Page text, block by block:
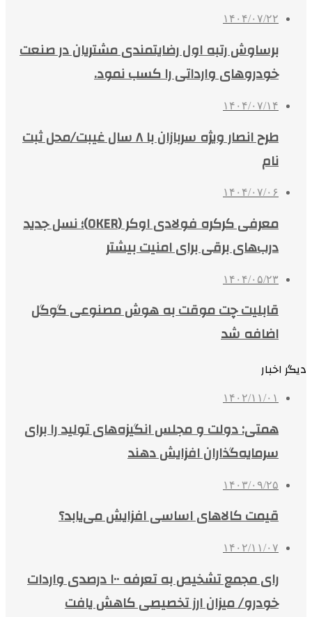
۱۴۰۴/۰۷/۲۲
برساوش رتبه اول رضایتمندی مشتریان در صنعت
خودروهای وارداتی را کسب نمود.
۱۴۰۴/۰۷/۱۴
طرح انصار ویژه سربازان با ۸ سال غیبت/محل ثبت
نام
۱۴۰۴/۰۷/۰۶
معرفی کرکره فولادی اوکر (OKER)؛ نسل جدید
درب‌های برقی برای امنیت بیشتر
۱۴۰۴/۰۵/۲۳
قابلیت چت موقت به هوش مصنوعی گوگل
اضافه شد
دیگر اخبار
۱۴۰۲/۱۱/۰۱
همتی: دولت و مجلس انگیزه‌های تولید را برای
سرمایه‌گذاران افزایش دهند
۱۴۰۳/۰۹/۲۵
قیمت کالاهای اساسی افزایش می‌یابد؟
۱۴۰۲/۱۱/۰۷
رای مجمع تشخیص به تعرفه ۱۰۰ درصدی واردات
خودرو/ میزان ارز تخصیصی کاهش یافت